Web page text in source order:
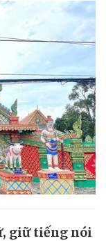
giữ tiếng nói